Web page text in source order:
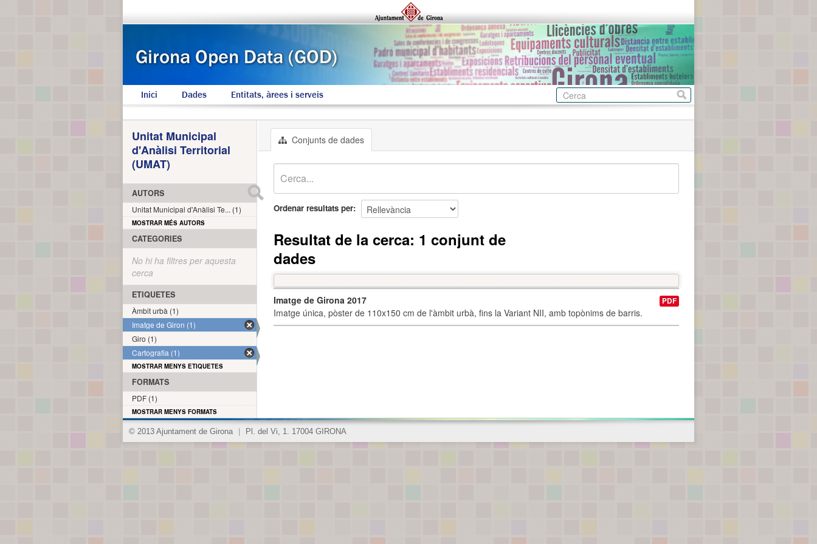
Inici Dades Entitats, àrees i serveis
Conjunts de dades
Ordenar resultats per
Resultat de la cerca: 1 conjunt de
dades
Imatge de Girona 2017
Imatge única, pòster de 110x150 cm de l'àmbit urbà, fins la Variant NII, amb topònims de barris.
PDF
Unitat Municipal
d'Anàlisi Territorial
(UMAT)
AUTORS
Unitat Municipal d'Anàlisi Te... (1)
MOSTRAR MÉS AUTORS
CATEGORIES
No hi ha filtres per aquesta
cerca
ETIQUETES
Àmbit urbà (1)
Imatge de Giron (1)
Giro (1)
Cartografia (1)
MOSTRAR MENYS ETIQUETES
FORMATS
PDF (1)
MOSTRAR MENYS FORMATS
© 2013 Ajuntament de Girona Pl. del Vi, 1. 17004 GIRONA